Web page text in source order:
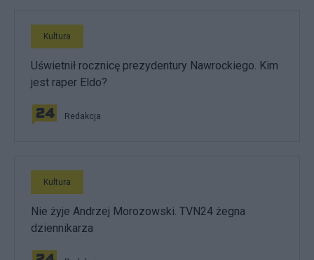
Kultura
Uświetnił rocznicę prezydentury Nawrockiego. Kim
jest raper Eldo?
Redakcja
Kultura
Nie żyje Andrzej Morozowski. TVN24 żegna
dziennikarza